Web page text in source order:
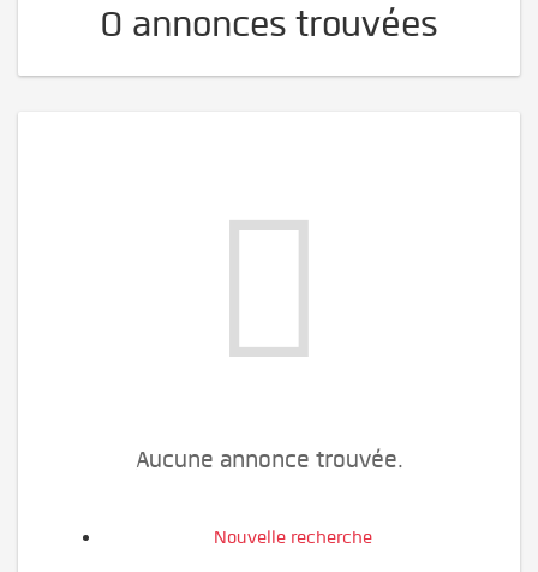
0 annonces trouvées
Aucune annonce trouvée.
Nouvelle recherche